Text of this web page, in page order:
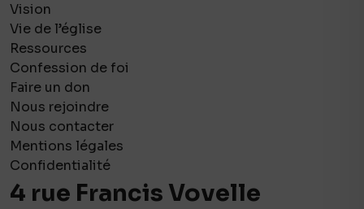
Vision
Vie de l’église
Ressources
Confession de foi
Faire un don
Nous rejoindre
Nous contacter
Mentions légales
Confidentialité
4 rue Francis Vovelle